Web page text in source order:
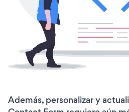
Además, personalizar y